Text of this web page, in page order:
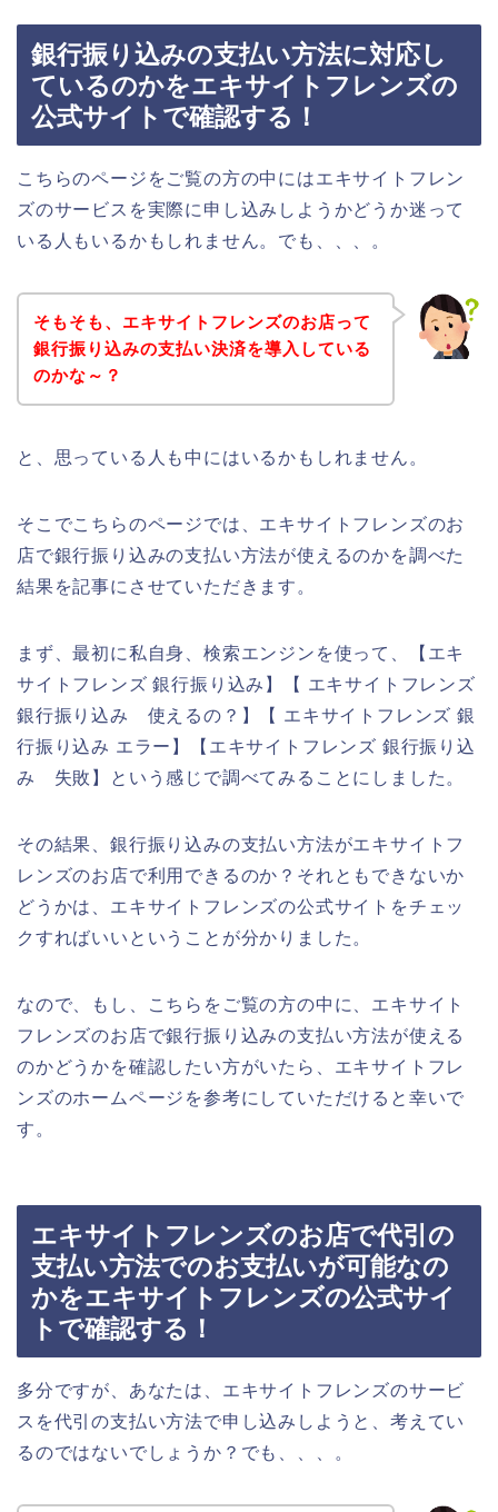
銀行振り込みの支払い方法に対応し
ているのかをエキサイトフレンズの
公式サイトで確認する！
こちらのページをご覧の方の中にはエキサイトフレン
ズのサービスを実際に申し込みしようかどうか迷って
いる人もいるかもしれません。でも、、、。
そもそも、エキサイトフレンズのお店って
銀行振り込みの支払い決済を導入している
のかな～？
と、思っている人も中にはいるかもしれません。
そこでこちらのページでは、エキサイトフレンズのお
店で銀行振り込みの支払い方法が使えるのかを調べた
結果を記事にさせていただきます。
まず、最初に私自身、検索エンジンを使って、【エキ
サイトフレンズ 銀行振り込み】【 エキサイトフレンズ
銀行振り込み 使えるの？】【 エキサイトフレンズ 銀
行振り込み エラー】【エキサイトフレンズ 銀行振り込
み 失敗】という感じで調べてみることにしました。
その結果、銀行振り込みの支払い方法がエキサイトフ
レンズのお店で利用できるのか？それともできないか
どうかは、エキサイトフレンズの公式サイトをチェッ
クすればいいということが分かりました。
なので、もし、こちらをご覧の方の中に、エキサイト
フレンズのお店で銀行振り込みの支払い方法が使える
のかどうかを確認したい方がいたら、エキサイトフレ
ンズのホームページを参考にしていただけると幸いで
す。
エキサイトフレンズのお店で代引の
支払い方法でのお支払いが可能なの
かをエキサイトフレンズの公式サイ
トで確認する！
多分ですが、あなたは、エキサイトフレンズのサービ
スを代引の支払い方法で申し込みしようと、考えてい
るのではないでしょうか？でも、、、。